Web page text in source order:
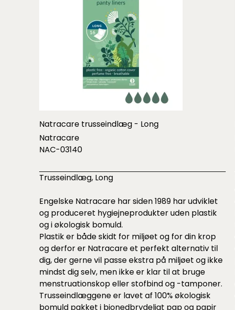
Natracare trusseindlæg - Long
Natracare
NAC-03140
Trusseindlæg, Long
Engelske Natracare har siden 1989 har udviklet
og produceret hygiejneprodukter uden plastik
og i økologisk bomuld.
Plastik er både skidt for miljøet og for din krop
og derfor er Natracare et perfekt alternativ til
dig, der gerne vil passe ekstra på miljøet og ikke
mindst dig selv, men ikke er klar til at bruge
menstruationskop eller stofbind og -tamponer.
Trusseindlæggene er lavet af 100% økologisk
bomuld pakket i bionedbrydeligt pap og papir